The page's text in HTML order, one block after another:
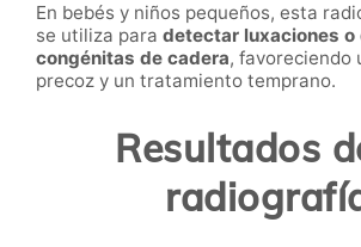
En bebés y niños pequeños, esta
se utiliza para detectar luxaciones
congénitas de cadera, favoreciendo
precoz y un tratamiento temprano.
Resultados